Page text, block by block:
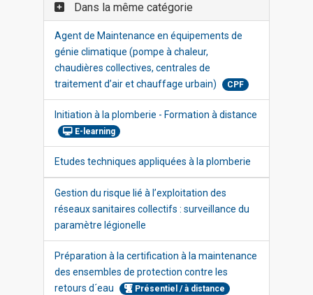
Dans la même catégorie
Agent de Maintenance en équipements de
génie climatique (pompe à chaleur,
chaudières collectives, centrales de
traitement d’air et chauffage urbain)
CPF
Initiation à la plomberie - Formation à distance
E-learning
Etudes techniques appliquées à la plomberie
Gestion du risque lié à l’exploitation des
réseaux sanitaires collectifs : surveillance du
paramètre légionelle
Préparation à la certification à la maintenance
des ensembles de protection contre les
retours d´eau
Présentiel / à distance